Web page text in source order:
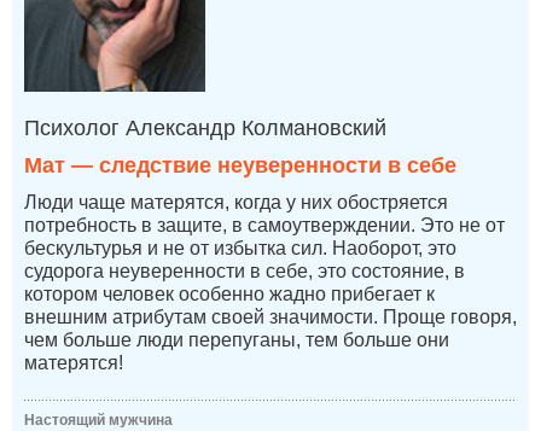
Психолог Александр Колмановский
Мат — следствие неуверенности в себе
Люди чаще матерятся, когда у них обостряется
потребность в защите, в самоутверждении. Это не от
бескультурья и не от избытка сил. Наоборот, это
судорога неуверенности в себе, это состояние, в
котором человек особенно жадно прибегает к
внешним атрибутам своей значимости. Проще говоря,
чем больше люди перепуганы, тем больше они
матерятся!
Настоящий мужчина